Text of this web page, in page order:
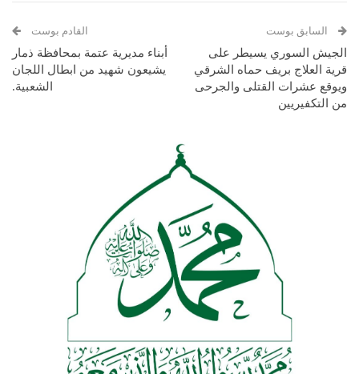
السابق بوست
الجيش السوري يسيطر على
قرية العلاج بريف حماه الشرقي
ويوقع عشرات القتلى والجرحى
من التكفيريين
القادم بوست
أبناء مديرية عتمة بمحافظة ذمار
يشيعون شهيد من ابطال اللجان
الشعبية.